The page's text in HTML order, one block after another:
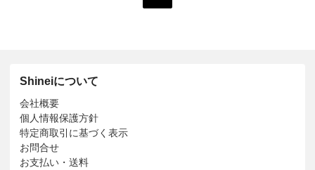
Shineiについて
会社概要
個人情報保護方針
特定商取引に基づく表示
お問合せ
お支払い・送料